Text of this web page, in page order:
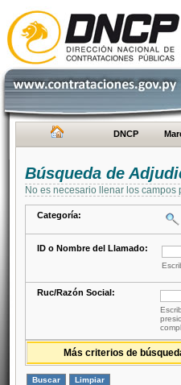
DNCP
Búsqueda de
No es necesario llenar los campos
Categoría:
ID o Nombre del Llamado:
Ruc/Razón Social:
Más criterios de